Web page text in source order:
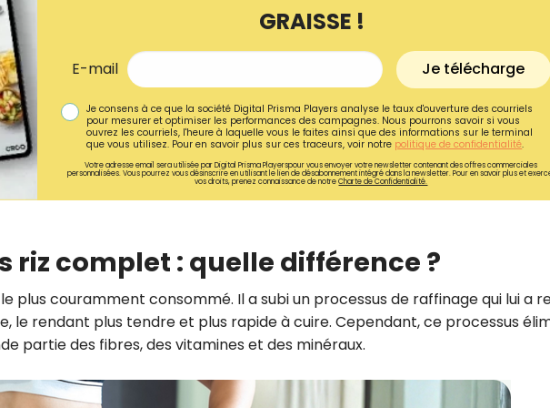
GRAISSE !
E-mail Je télécharge
Je consens à ce que la société Digital Prisma Players analyse le taux d'ouverture des courriels
pour mesurer et optimiser les performances des campagnes. Nous pourrons savoir si vous
ouvrez les courriels, l'heure à laquelle vous le faites ainsi que des informations sur le terminal
que vous utilisez. Pour en savoir plus sur ces traceurs, voir notre politique de confidentialité.
Votre adresse email sera utilisée par Digital Prisma Playerspour vous envoyer votre newsletter contenant des offres commerciales
personnalisées. Vous pourrez vous désinscrire en utilisant le lien de désabonnement intégré dans la newsletter. Pour en savoir plus et
vos droits, prenez connaissance de notreCharte de Confidentialité.
riz complet : quelle différence ?
plus couramment consommé. Il a subi un processus de raffinage qui lui a
le rendant plus tendre et plus rapide à cuire. Cependant, ce processus
partie des fibres, des vitamines et des minéraux.
Recevez gratuitement
recettes inédites de
Ainsi que la newsletter